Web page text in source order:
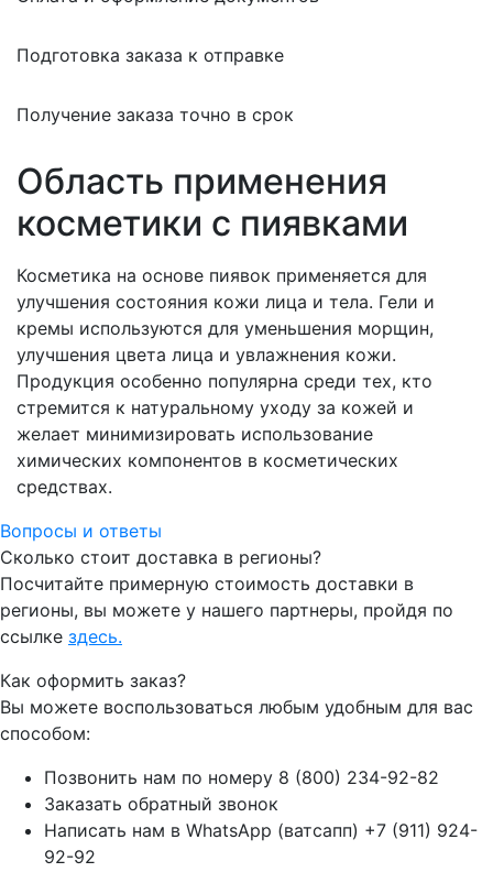
Подготовка заказа к отправке
Получение заказа точно в срок
Область применения
косметики с пиявками
Косметика на основе пиявок применяется для
улучшения состояния кожи лица и тела. Гели и
кремы используются для уменьшения морщин,
улучшения цвета лица и увлажнения кожи.
Продукция особенно популярна среди тех, кто
стремится к натуральному уходу за кожей и
желает минимизировать использование
химических компонентов в косметических
средствах.
Вопросы и ответы
Сколько стоит доставка в регионы?
Посчитайте примерную стоимость доставки в
регионы, вы можете у нашего партнеры, пройдя по
ссылке здесь.
Как оформить заказ?
Вы можете воспользоваться любым удобным для вас
способом:
Позвонить нам по номеру 8 (800) 234-92-82
Заказать обратный звонок
Написать нам в WhatsApp (ватсапп) +7 (911) 924-
92-92